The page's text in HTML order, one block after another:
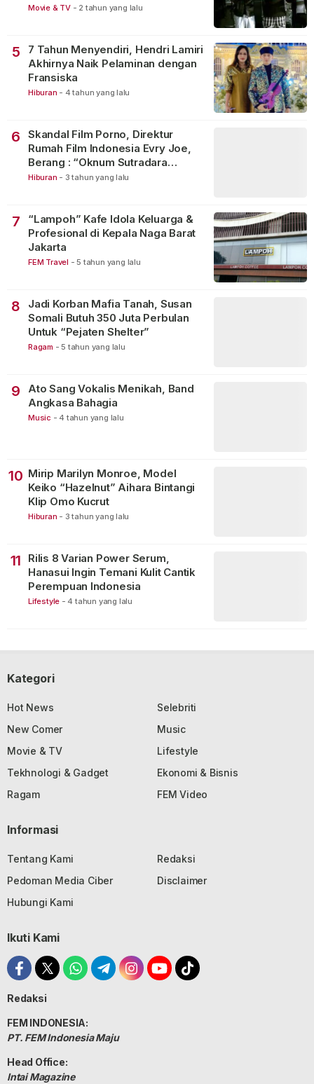
Movie & TV - 2 tahun yang lalu
5
7 Tahun Menyendiri, Hendri Lamiri
Akhirnya Naik Pelaminan dengan
Fransiska
Hiburan - 4 tahun yang lalu
6
Skandal Film Porno, Direktur
Rumah Film Indonesia Evry Joe,
Berang : “Oknum Sutradara
Merusak Perfilman Indonesia”!
Hiburan - 3 tahun yang lalu
7
“Lampoh” Kafe Idola Keluarga &
Profesional di Kepala Naga Barat
Jakarta
FEM Travel - 5 tahun yang lalu
8
Jadi Korban Mafia Tanah, Susan
Somali Butuh 350 Juta Perbulan
Untuk “Pejaten Shelter”
Ragam - 5 tahun yang lalu
9
Ato Sang Vokalis Menikah, Band
Angkasa Bahagia
Music - 4 tahun yang lalu
10 Mirip Marilyn Monroe, Model
Keiko “Hazelnut” Aihara Bintangi
Klip Omo Kucrut
Hiburan - 3 tahun yang lalu
11
Rilis 8 Varian Power Serum,
Hanasui Ingin Temani Kulit Cantik
Perempuan Indonesia
Lifestyle - 4 tahun yang lalu
Kategori
Hot News
Selebriti
New Comer
Music
Movie & TV
Lifestyle
Tekhnologi & Gadget
Ekonomi & Bisnis
Ragam
FEM Video
Informasi
Tentang Kami
Redaksi
Pedoman Media Ciber
Disclaimer
Hubungi Kami
Ikuti Kami
Redaksi
FEM INDONESIA:
PT. FEM Indonesia Maju
Head Office:
Intai Magazine